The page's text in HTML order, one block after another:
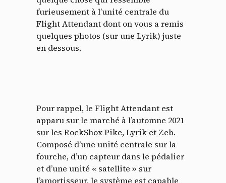
furieusement à l’unité centrale du
Flight Attendant dont on vous a remis
quelques photos (sur une Lyrik) juste
en dessous.
Pour rappel, le Flight Attendant est
apparu sur le marché à l’automne 2021
sur les RockShox Pike, Lyrik et Zeb.
Composé d’une unité centrale sur la
fourche, d’un capteur dans le pédalier
et d’une unité « satellite » sur
l’amortisseur, le système est capable